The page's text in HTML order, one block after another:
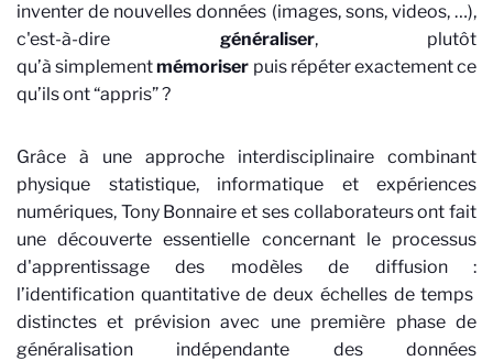
inventer de nouvellesdonnées (images, sons, videos, …),
c'est-à-dire généraliser, plutôt
qu’àsimplementmémoriser puis répéter exactement ce
qu’ils ont“appris”?
Grâce à une approche interdisciplinaire combinant
physique statistique, informatique et expériences
numériques, Tony Bonnaire et ses collaborateurs ont fait
unedécouverte essentielle concernantle processus
d'apprentissage des modèles de diffusion:
l’identification quantitative de deux échelles de temps
distinctes et prévision avec une première phase de
généralisation indépendante desdonnées